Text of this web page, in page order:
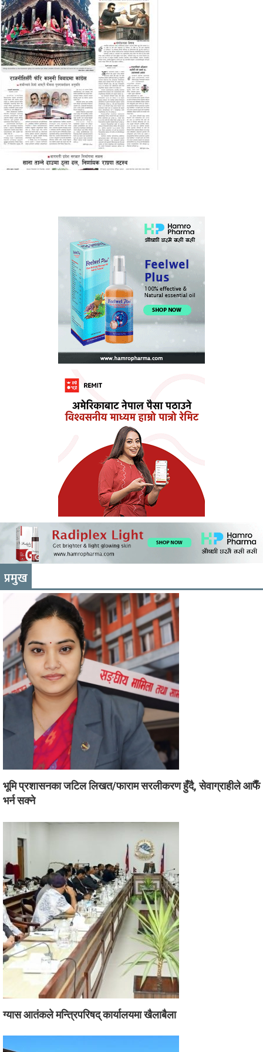
प्रमुख
भूमि प्रशासनका जटिल लिखत/फाराम सरलीकरण हुँदै, सेवाग्राहीले आफैँ
भर्न सक्ने
ग्यास आतंकले मन्त्रिपरिषद् कार्यालयमा खैलाबैला